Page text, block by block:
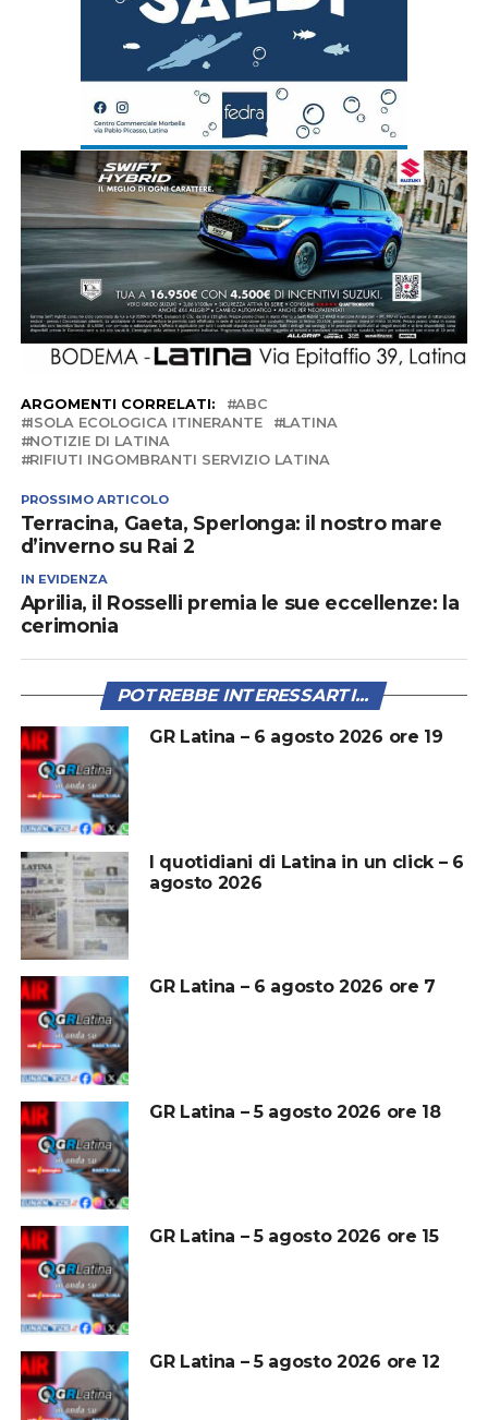
ARGOMENTI CORRELATI:
ABC
ISOLA ECOLOGICA ITINERANTE
LATINA
NOTIZIE DI LATINA
RIFIUTI INGOMBRANTI SERVIZIO LATINA
PROSSIMO ARTICOLO
Terracina, Gaeta, Sperlonga: il nostro mare
d’inverno su Rai 2
IN EVIDENZA
Aprilia, il Rosselli premia le sue eccellenze: la
cerimonia
POTREBBE INTERESSARTI...
GR Latina – 6 agosto 2026 ore 19
I quotidiani di Latina in un click – 6
agosto 2026
GR Latina – 6 agosto 2026 ore 7
GR Latina – 5 agosto 2026 ore 18
GR Latina – 5 agosto 2026 ore 15
GR Latina – 5 agosto 2026 ore 12